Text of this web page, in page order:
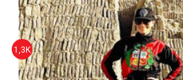
1,3K